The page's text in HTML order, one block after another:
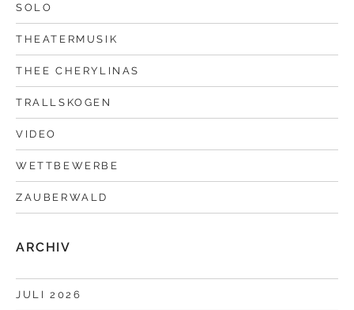
SOLO
THEATERMUSIK
THEE CHERYLINAS
TRALLSKOGEN
VIDEO
WETTBEWERBE
ZAUBERWALD
ARCHIV
JULI 2026